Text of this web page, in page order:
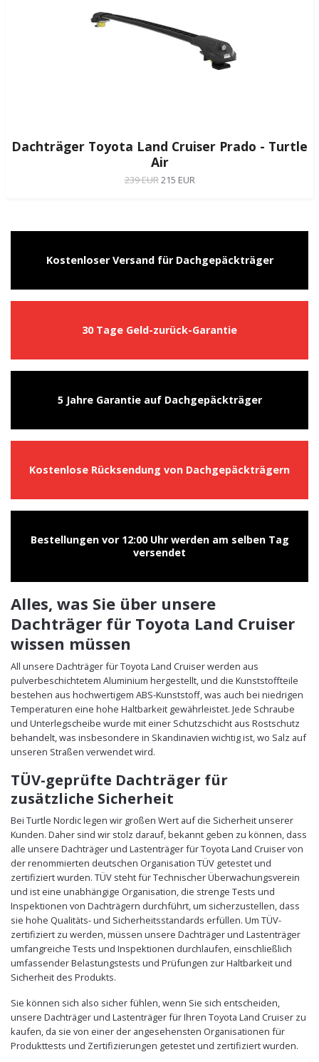
Dachträger Toyota Land Cruiser Prado - Turtle
Air
239 EUR215 EUR
Kostenloser Versand für Dachgepäckträger
30 Tage Geld-zurück-Garantie
5 Jahre Garantie auf Dachgepäckträger
Kostenlose Rücksendung von Dachgepäckträgern
Bestellungen vor 12:00 Uhr werden am selben Tag
versendet
Alles, was Sie über unsere
Dachträger für Toyota Land Cruiser
wissen müssen
All unsere Dachträger für Toyota Land Cruiser werden aus
pulverbeschichtetem Aluminium hergestellt, und die Kunststoffteile
bestehen aus hochwertigem ABS-Kunststoff, was auch bei niedrigen
Temperaturen eine hohe Haltbarkeit gewährleistet. Jede Schraube
und Unterlegscheibe wurde mit einer Schutzschicht aus Rostschutz
behandelt, was insbesondere in Skandinavien wichtig ist, wo Salz auf
unseren Straßen verwendet wird.
TÜV-geprüfte Dachträger für
zusätzliche Sicherheit
Bei Turtle Nordic legen wir großen Wert auf die Sicherheit unserer
Kunden. Daher sind wir stolz darauf, bekannt geben zu können, dass
alle unsere Dachträger und Lastenträger für Toyota Land Cruiser von
der renommierten deutschen Organisation TÜV getestet und
zertifiziert wurden. TÜV steht für Technischer Überwachungsverein
und ist eine unabhängige Organisation, die strenge Tests und
Inspektionen von Dachträgern durchführt, um sicherzustellen, dass
sie hohe Qualitäts- und Sicherheitsstandards erfüllen. Um TÜV-
zertifiziert zu werden, müssen unsere Dachträger und Lastenträger
umfangreiche Tests und Inspektionen durchlaufen, einschließlich
umfassender Belastungstests und Prüfungen zur Haltbarkeit und
Sicherheit des Produkts.
Sie können sich also sicher fühlen, wenn Sie sich entscheiden,
unsere Dachträger und Lastenträger für Ihren Toyota Land Cruiser zu
kaufen, da sie von einer der angesehensten Organisationen für
Produkttests und Zertifizierungen getestet und zertifiziert wurden.